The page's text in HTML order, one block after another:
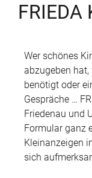
FRIEDA
Wer schönes
abzugeben hat,
benötigt oder
Gespräche …
Friedenau und
Formular ganz
Kleinanzeigen
sich